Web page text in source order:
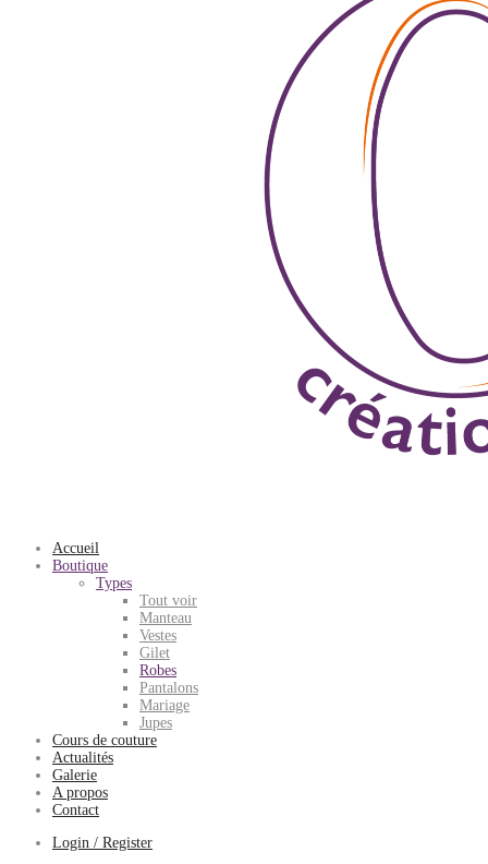
Accueil
Boutique
Types
Tout voir
Manteau
Vestes
Gilet
Robes
Pantalons
Mariage
Jupes
Cours de couture
Actualités
Galerie
A propos
Contact
Login / Register